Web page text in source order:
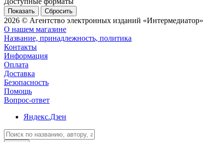
Сбросить
2026 © Агентство электронных изданий «Интермедиатор»
О нашем магазине
Название, принадлежность, политика
Контакты
Информация
Оплата
Доставка
Безопасность
Помощь
Вопрос-ответ
Яндекс.Дзен